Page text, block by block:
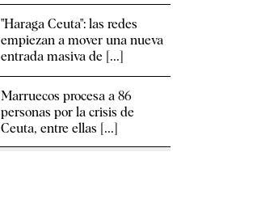
"Haraga Ceuta": las redes
empiezan a mover una nueva
entrada masiva de [...]
Marruecos procesa a 86
personas por la crisis de
Ceuta, entre ellas [...]